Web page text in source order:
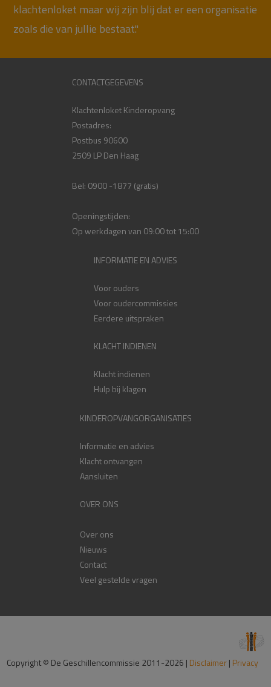
klachtenloket maar wij zijn blij dat er een organisatie
zoals die van jullie bestaat."
CONTACTGEGEVENS
Klachtenloket Kinderopvang
Postadres:
Postbus 90600
2509 LP Den Haag
Bel: 0900 -1877 (gratis)
Openingstijden:
Op werkdagen van 09:00 tot 15:00
INFORMATIE EN ADVIES
Voor ouders
Voor oudercommissies
Eerdere uitspraken
KLACHT INDIENEN
Klacht indienen
Hulp bij klagen
KINDEROPVANGORGANISATIES
Informatie en advies
Klacht ontvangen
Aansluiten
OVER ONS
Over ons
Nieuws
Contact
Veel gestelde vragen
Copyright © De Geschillencommissie 2011-2026 | Disclaimer| Privacy